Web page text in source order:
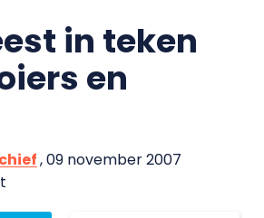
in teken
en
, 09 november 2007